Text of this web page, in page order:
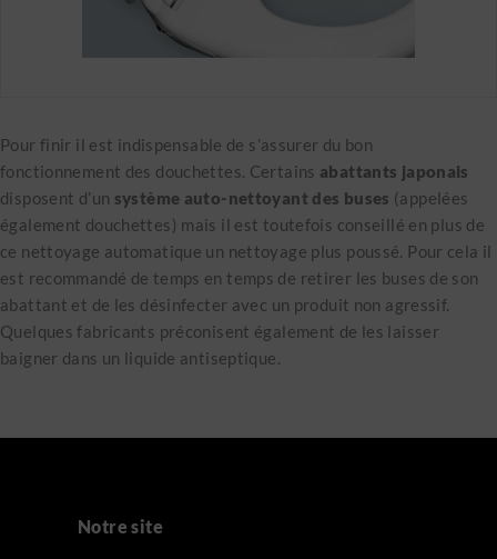
Pour finir il est indispensable de s’assurer du bon
fonctionnement des douchettes. Certains abattants japonais
disposent d’un système auto-nettoyant des buses (appelées
également douchettes) mais il est toutefois conseillé en plus de
ce nettoyage automatique un nettoyage plus poussé. Pour cela il
est recommandé de temps en temps de retirer les buses de son
abattant et de les désinfecter avec un produit non agressif.
Quelques fabricants préconisent également de les laisser
baigner dans un liquide antiseptique.
Notre site